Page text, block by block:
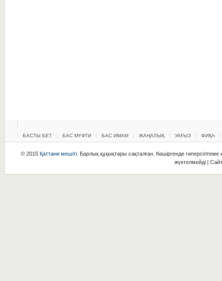
БАСТЫ БЕТ БАС МҮФТИ БАС ИМАМ ЖАҢАЛЫҚ УАҒЫЗ ФИҚҺ
© 2015 Қаттани мешіті. Барлық құқықтары сақталған. Көшіргенде гиперсілтеме
жүктелмейді |